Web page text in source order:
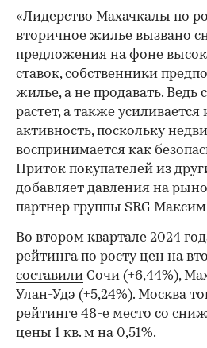
«Лидерство Махачкалы по
вторичное жилье вызвано
предложения на фоне
ставок, собственники
жилье, а не продавать. Ведь
растет, а также
активность, поскольку
воспринимается как
Приток покупателей из
добавляет давления на
партнер группы SRG Максим
Во втором квартале 2024
рейтинга по росту цен на
составили Сочи (+6,44%),
Улан-Удэ (+5,24%). Москва
рейтинге 48-е место со
цены 1 кв. м на 0,51%.